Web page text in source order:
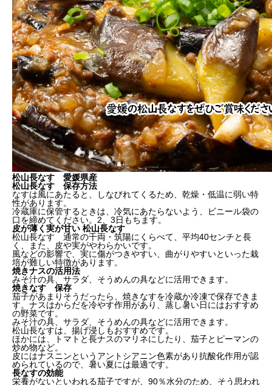
松山長なす 愛媛県産
松山長なす 保存方法
なすは風にあたると、しなびれてくるため、乾燥・低温に弱い特
性があります。
冷蔵庫に保管するときは、冷気にあたらないよう、ビニール袋の
口を締めてください。2、3日もちます。
皮が薄く実が甘い 松山長なす
松山長なす 通常の千両・筑陽にくらべて、平均40センチと長
く、また、皮や実がやわらかいです。
風などの影響で、実に傷がつきやすい、曲がりやすいといった栽
培が難しい特徴があります。
焼きナスの活用法
みそ汁の具、サラダ、そうめんの具などに活用できます。
焼きなす 保存
茄子があまりそうだったら、焼きなすを冷蔵か冷凍で保存できま
す。ナスはからだを冷やす作用があり、蒸し暑い日にはおすすめ
の野菜です。
みそ汁の具、サラダ、そうめんの具などに活用できます。
松山長なすは、揚げ浸しもおすすめです。
ほかには、トマトと長ナスのマリネにしたり、茄子とピーマンの
炒め物など。
皮にはナスニンというアントシアニン色素があり抗酸化作用が認
められているので、暑い夏には最適です。
長なすの効能
栄養がないといわれる茄子ですが、90％水分のため、そう思われ